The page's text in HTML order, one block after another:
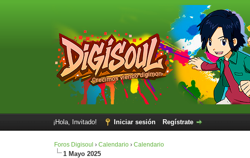
¡Hola, Invitado! Iniciar sesión Regístrate
Foros Digisoul ›Calendario ›Calendario
1 Mayo 2025